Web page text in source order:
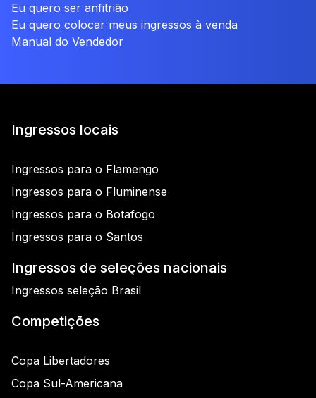
Eu quero ser anfitrião
Eu quero colocar meus ingressos à venda
Manual do Vendedor
Ingressos locais
Ingressos para o Flamengo
Ingressos para o Fluminense
Ingressos para o Botafogo
Ingressos para o Santos
Ingressos de seleções nacionais
Ingressos seleção Brasil
Competições
Copa Libertadores
Copa Sul-Americana